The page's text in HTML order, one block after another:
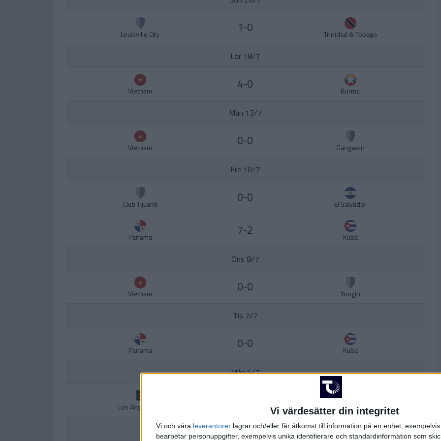
Vi värdesätter din integritet
Vi och våra leverantorer lagrar och/eller får åtkomst till information på en enhet,
bearbetar personuppgifter, exempelvis unika identifierare och standardinformation som
Louisville City 1-0 Trinidad & Tobago
Lör 18/7
Vietnam 4-0 Burma
Mån 13/7
Vietnam 0-0 Gangwon
Fre 10/7
Club Tijuana 0-0 El Salvador
Panama 7-2 Kuba
Ons 8/7
Vietnam 0-0 Yongin
Tis 7/7
Panama 0-0 Kuba
Mån 6/7
Los Angeles FC El Salvador
Sön 5/7